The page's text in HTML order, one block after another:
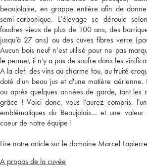
beaujolaise, en grappe entière afin de
semi-carbonique. L’élevage se déroule
foudres vieux de plus de 100 ans, des
jusqu’à 27 ans) ou des cuves fibres verre
Aucun bois neuf n’est utilisé pour ne pas
le permet, il n’y a pas de soufre dans les
A la clef, des vins au charme fou, au fruité
doté d'un beau jus et d'une matière aérienne.
ou après quelques années de garde, tant les
grâce ! Voici donc, vous l’aurez compris,
emblématiques du Beaujolais… et une
coeur de notre équipe !
Lire notre article sur le domaine Marcel Lapierre
A propos de la cuvée